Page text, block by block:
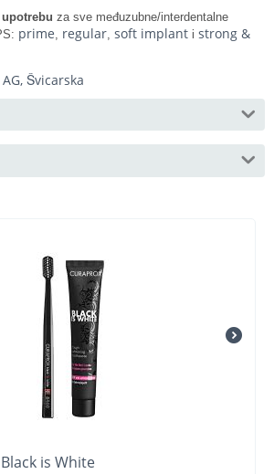
za sve međuzubne/interdentalne
prime, regular, soft implant i strong &
Švicarska
Black is White